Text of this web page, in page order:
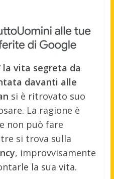
la vita segreta da
davanti alle
si è ritrovato suo
La ragione è
non può fare
si trova sulla
, improvvisamente
la sua vita.